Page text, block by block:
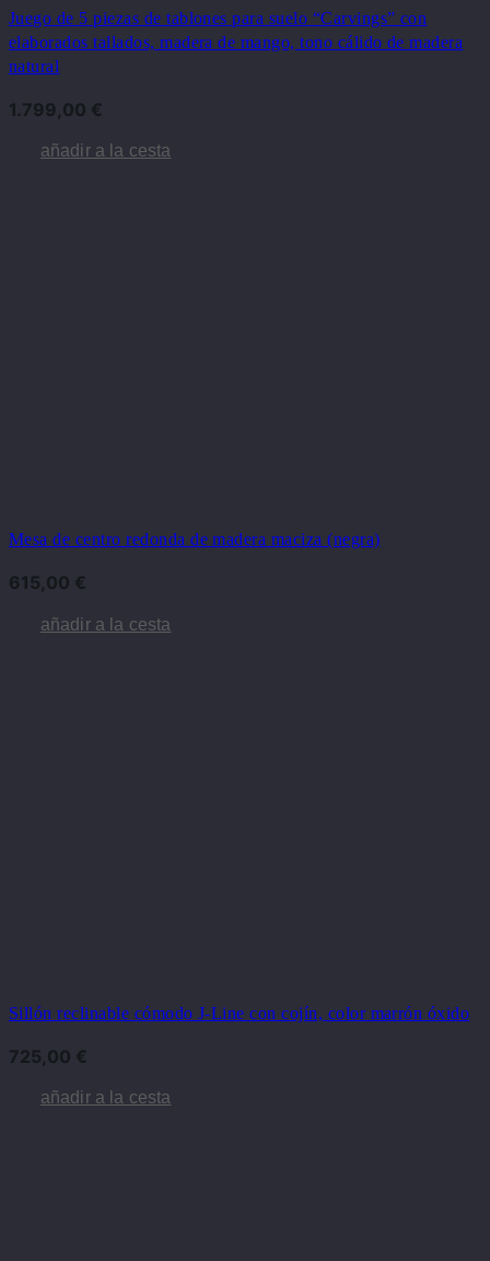
Juego de 5 piezas de tablones para suelo “Carvings” con
elaborados tallados, madera de mango, tono cálido de madera
natural
1.799,00 €
añadir a la cesta
Mesa de centro redonda de madera maciza (negra)
615,00 €
añadir a la cesta
Sillón reclinable cómodo J-Line con cojín, color marrón óxido
725,00 €
añadir a la cesta